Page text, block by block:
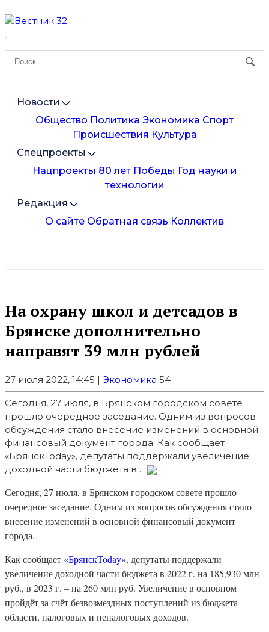
Новости
Общество Политика Экономика Спорт
Происшествия Культура
Спецпроекты
Нацпроекты 80 лет Победы Год науки и
технологии
Редакция
О сайте Обратная связь Коллектив
На охрану школ и детсадов в
Брянске дополнительно
направят 39 млн рублей
27 июля 2022, 14:45 | Экономика 54
Сегодня, 27 июля, в Брянском городском совете
прошло очередное заседание. Одним из вопросов
обсуждения стало внесение изменений в основной
финансовый документ города. Как сообщает
«БрянскToday», депутаты поддержали увеличение
доходной части бюджета в ...
Сегодня, 27 июля, в Брянском городском совете прошло
очередное заседание. Одним из вопросов обсуждения стало
внесение изменений в основной финансовый документ
города.
Как сообщает «БрянскToday», депутаты поддержали
увеличение доходной части бюджета в 2022 г. на 185,930 млн
руб., в 2023 г. – на 260 млн руб. Увеличение в основном
пройдёт за счёт безвозмездных поступлений из бюджета
области, налоговых и неналоговых доходов.